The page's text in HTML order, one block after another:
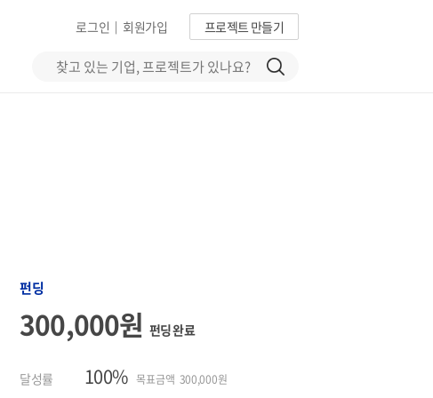
프로젝트 만들기
회원가입
|
로그인
펀딩
300,000원 펀딩 완료
달성률 100% 목표금액 300,000원